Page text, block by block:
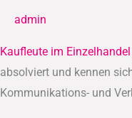
admin
Kaufleute im
absolviert und kennen
Kommunikations- und
(IHK)